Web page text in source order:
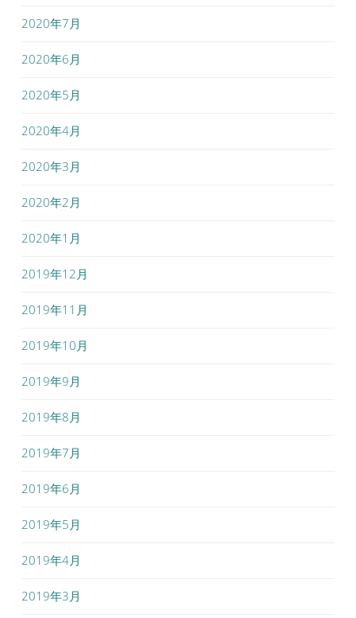
2020年7月
2020年6月
2020年5月
2020年4月
2020年3月
2020年2月
2020年1月
2019年12月
2019年11月
2019年10月
2019年9月
2019年8月
2019年7月
2019年6月
2019年5月
2019年4月
2019年3月